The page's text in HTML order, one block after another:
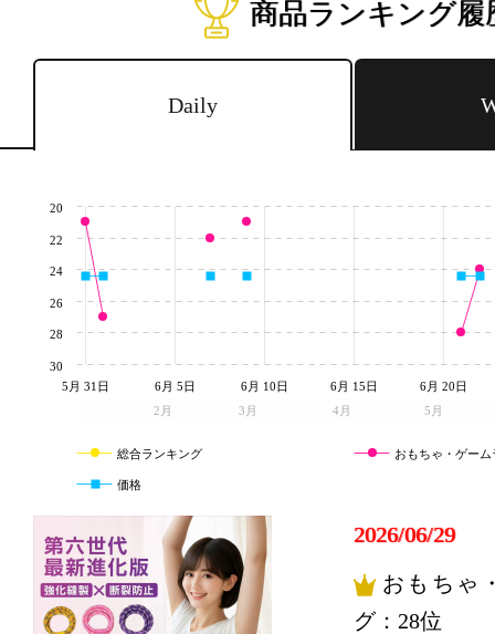
商品ランキング履
Daily
2月 3月 4月 5月
5月 31日 6月 5日 6月 10日 6月 15日 6月 20日
20
22
24
26
28
30
総合ランキング おもちゃ・ゲー
価格
2026/06/29
おもちゃ
グ：28位